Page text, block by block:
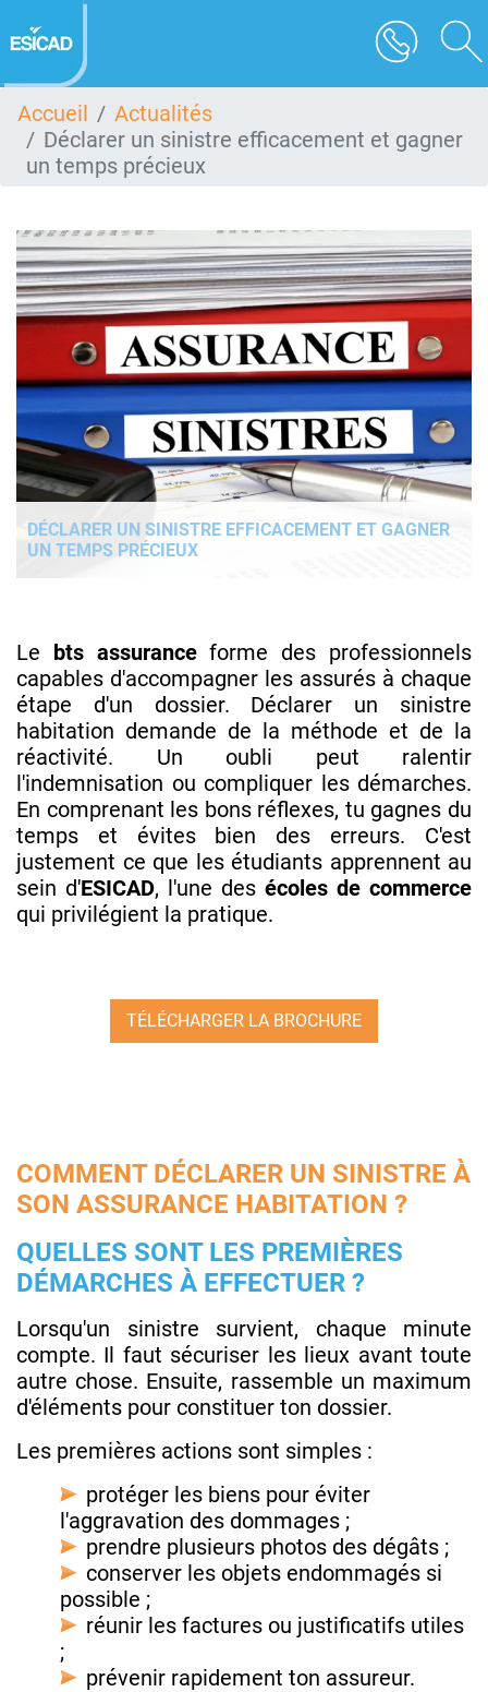
au
contenu
Accueil
Actualités
Déclarer un sinistre efficacement et gagner
un temps précieux
DÉCLARER UN SINISTRE EFFICACEMENT ET GAGNER
UN TEMPS PRÉCIEUX
Le bts assuranceforme des professionnels
capables d'accompagner les assurés à chaque
étape d'un dossier. Déclarer un sinistre
habitation demande de la méthode et de la
réactivité. Un oubli peut ralentir
l'indemnisation ou compliquer les démarches.
En comprenant les bons réflexes, tu gagnes du
temps et évites bien des erreurs. C'est
justement ce que les étudiants apprennent au
sein d'ESICAD, l'une des écoles de commerce
qui privilégient la pratique.
TÉLÉCHARGER LA BROCHURE
COMMENT DÉCLARER UN SINISTRE À
SON ASSURANCE HABITATION ?
QUELLES SONT LES PREMIÈRES
DÉMARCHES À EFFECTUER ?
Lorsqu'un sinistre survient, chaque minute
compte. Il faut sécuriser les lieux avant toute
autre chose. Ensuite, rassemble un maximum
d'éléments pour constituer ton dossier.
Les premières actions sont simples :
protéger les biens pour éviter
l'aggravation des dommages ;
prendre plusieurs photos des dégâts ;
conserver les objets endommagés si
possible ;
réunir les factures ou justificatifs utiles
;
prévenir rapidement ton assureur.